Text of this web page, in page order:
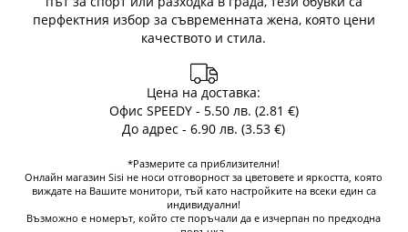
перфектния избор за съвременната жена, която цени
качеството и стила.
Цена на доставка:
Офис SPEEDY - 5.50 лв. (2.81 €)
До адрес - 6.90 лв. (3.53 €)
*Размерите са приблизителни!
Онлайн магазин Sisi не носи отговорност за цветовете и яркостта, която
виждате на Вашите монитори, тъй като настройките на всеки един са
индивидуални!
Възможно е номерът, който сте поръчали да е изчерпан по предходна